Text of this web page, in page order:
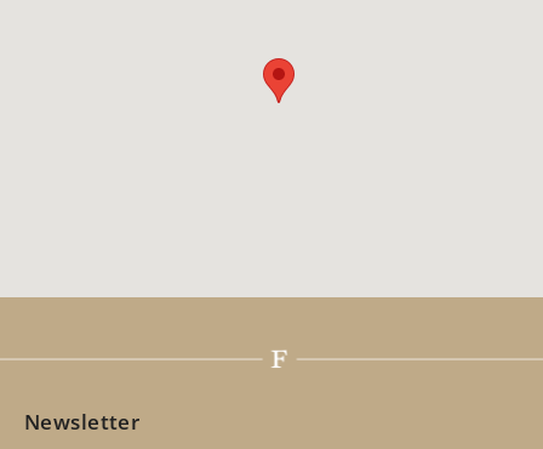
Newsletter